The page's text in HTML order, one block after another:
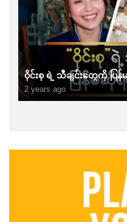
ဝိုင်းစု ရဲ့ သီချင်းတွေကို ပြ
2 years ago